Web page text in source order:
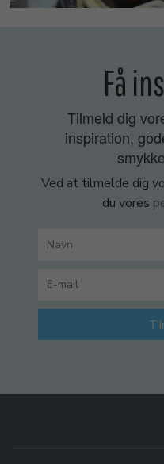
Få
Tilmeld dig
inspiration,
Ved at tilmelde dig
du vores